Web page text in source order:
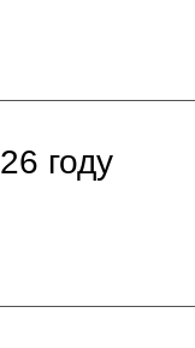
году